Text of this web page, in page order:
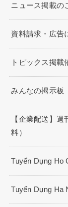
ニュース掲載の
資料請求・広告
トピックス掲載
みんなの掲示板
【企業配送】
料）
Tuyển Dụng Ho
Tuyển Dụng Ha